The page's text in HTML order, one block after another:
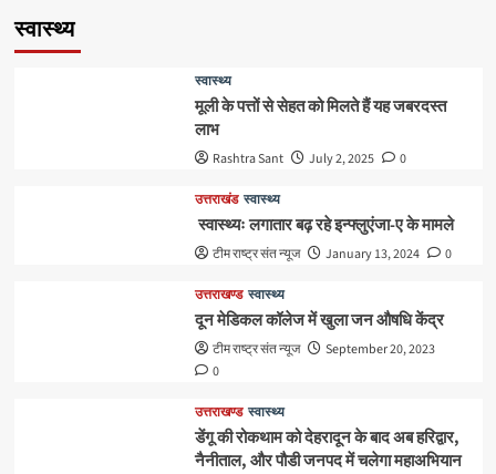
स्वास्थ्य
स्वास्थ्य
मूली के पत्तों से सेहत को मिलते हैं यह जबरदस्त
लाभ
Rashtra Sant July 2, 2025 0
उत्तराखंड स्वास्थ्य
स्वास्थ्यः लगातार बढ़ रहे इन्फ्लुएंजा-ए के मामले
टीम राष्ट्र संत न्यूज January 13, 2024 0
उत्तराखण्ड स्वास्थ्य
दून मेडिकल कॉलेज में खुला जन औषधि केंद्र
टीम राष्ट्र संत न्यूज
September 20, 2023
0
उत्तराखण्ड स्वास्थ्य
डेंगू की रोकथाम को देहरादून के बाद अब हरिद्वार,
नैनीताल, और पौडी जनपद में चलेगा महाअभियान